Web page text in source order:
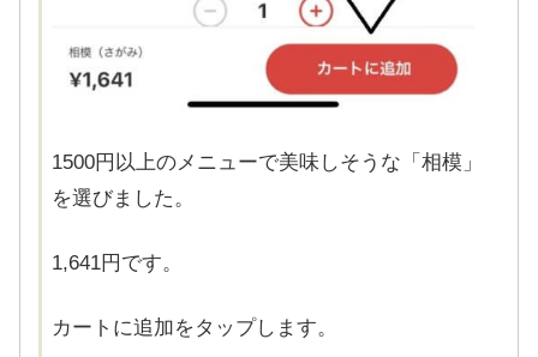
1500円以上のメニューで美味しそうな「相模」
を選びました。
1,641円です。
カートに追加をタップします。